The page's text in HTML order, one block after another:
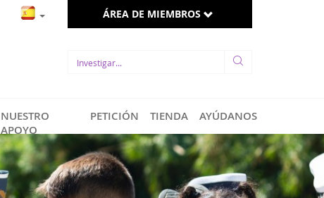
ÁREA DE MIEMBROS
NUESTRO
APOYO
PETICIÓN TIENDA AYÚDANOS